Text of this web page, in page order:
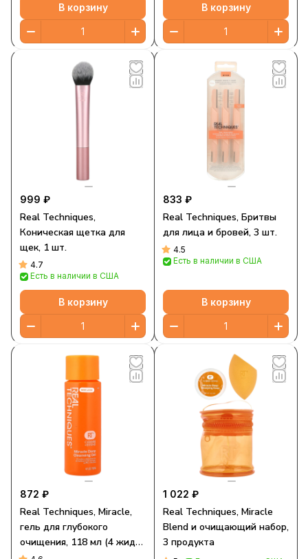
В корзину В корзину
999 ₽
Real Techniques,
Коническая щетка для
щек, 1 шт.
4.7
Есть в наличии в США
В корзину
833 ₽
Real Techniques, Бритвы
для лица и бровей, 3 шт.
4.5
Есть в наличии в США
В корзину
872 ₽
Real Techniques, Miracle,
гель для глубокого
очищения, 118 мл (4 жидк.
1 022 ₽
Real Techniques, Miracle
Blend и очищающий набор,
3 продукта